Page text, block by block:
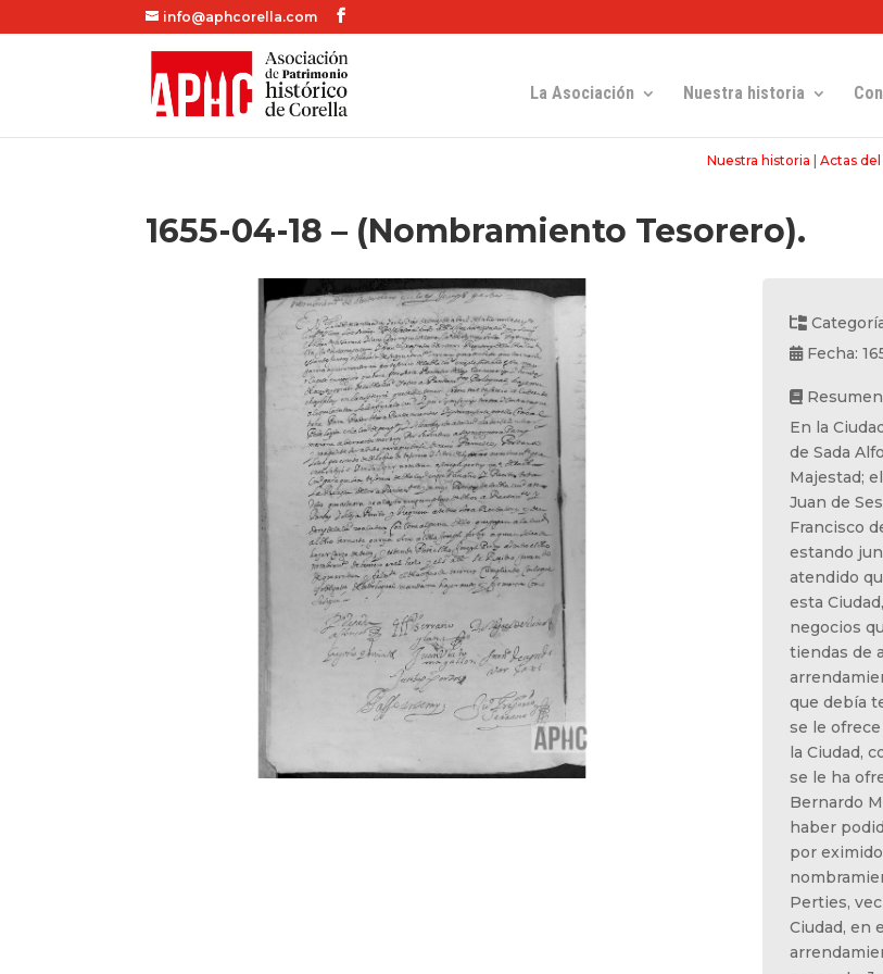
info@aphcorella.com
La Asociación Nuestra historia
Nuestra historia Actas
1655-04-18 – (Nombramiento Tesorero).
Fecha:
Resumen
En la
de Sada
Majestad;
Juan de
Francisco
estando
atendido
esta
negocios
tiendas de
que debía
se le
la Ciudad,
se le ha
Bernardo
haber
por
Perties,
Ciudad, en